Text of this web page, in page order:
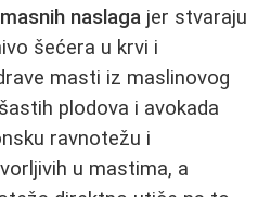
naslaga jer stvaraju
šećera u krvi i
masti iz maslinovog
plodova i avokada
ravnotežu i
u mastima, a